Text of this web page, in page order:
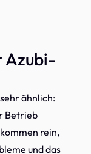
Azubi-
ähnlich:
Betrieb
rein,
und das